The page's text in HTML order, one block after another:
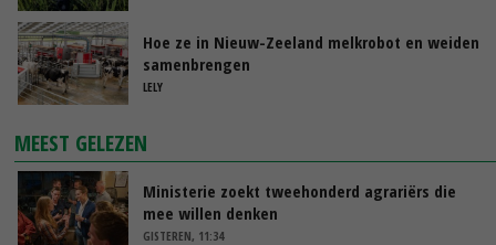
Hoe ze in Nieuw-Zeeland melkrobot en weiden
samenbrengen
LELY
MEEST GELEZEN
Ministerie zoekt tweehonderd agrariërs die
mee willen denken
GISTEREN, 11:34